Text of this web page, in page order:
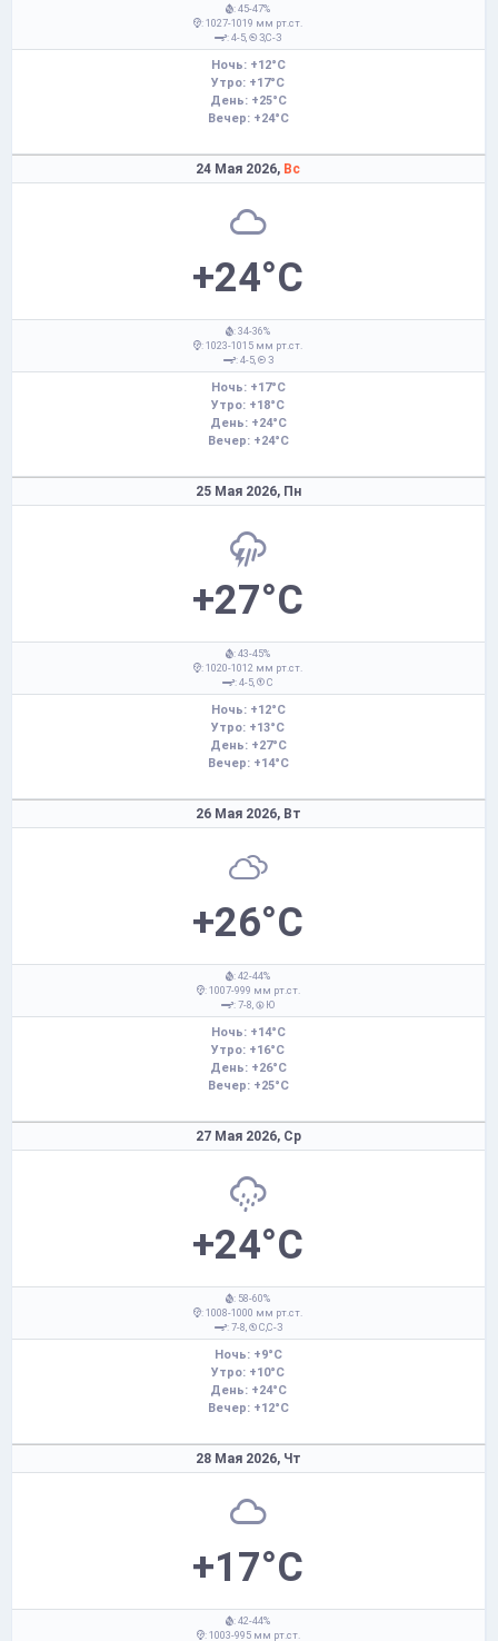
: 45-47%
: 1027-1019 мм рт.ст.
: 4-5,
З,С-З
Ночь: +12°C
Утро: +17°C
День: +25°C
Вечер: +24°C
24 Мая 2026, Вс
+24°C
: 34-36%
: 1023-1015 мм рт.ст.
: 4-5,
З
Ночь: +17°C
Утро: +18°C
День: +24°C
Вечер: +24°C
25 Мая 2026, Пн
+27°C
: 43-45%
: 1020-1012 мм рт.ст.
: 4-5,
С
Ночь: +12°C
Утро: +13°C
День: +27°C
Вечер: +14°C
26 Мая 2026, Вт
+26°C
: 42-44%
: 1007-999 мм рт.ст.
: 7-8,
Ю
Ночь: +14°C
Утро: +16°C
День: +26°C
Вечер: +25°C
27 Мая 2026, Ср
+24°C
: 58-60%
: 1008-1000 мм рт.ст.
: 7-8,
С,С-З
Ночь: +9°C
Утро: +10°C
День: +24°C
Вечер: +12°C
28 Мая 2026, Чт
+17°C
: 42-44%
: 1003-995 мм рт.ст.